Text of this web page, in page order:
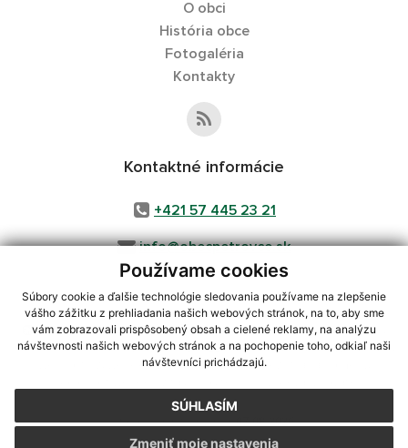
Používame cookies
Súbory cookie a ďalšie technológie sledovania používame na zlepšenie
vášho zážitku z prehliadania našich webových stránok, na to, aby sme
vám zobrazovali prispôsobený obsah a cielené reklamy, na analýzu
návštevnosti našich webových stránok a na pochopenie toho, odkiaľ naši
návštevníci prichádzajú.
SÚHLASÍM
Zmeniť moje nastavenia
O obci
História obce
Fotogaléria
Kontakty
Kontaktné informácie
+421 57 445 23 21
info@obecpetrovce.sk
využite možnosť získavania aktuálnych informácií s využitím RSS
CMS systém (redakčný) systém ECHELON 2,Mapa stránok,web portál
webex.digital, s.r.o.,domény,registrácia domény
Posledná aktualizácia:07.08.2026